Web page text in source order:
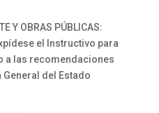
Y OBRAS PÚBLICAS:
el Instructivo para
a las recomendaciones
del Estado